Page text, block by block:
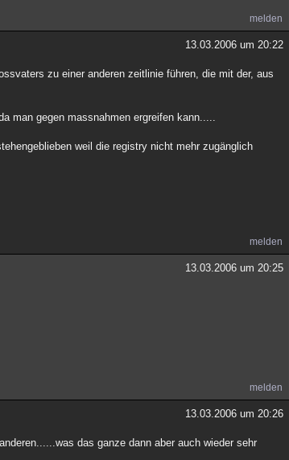
melden
13.03.2006 um 20:22
zu einer anderen zeitlinie führen, die mit der, aus
man gegen massnahmen ergreifen kann.....
weil die registry nicht mehr zugänglich
melden
13.03.2006 um 20:25
melden
13.03.2006 um 20:26
das ganze dann aber auch wieder sehr